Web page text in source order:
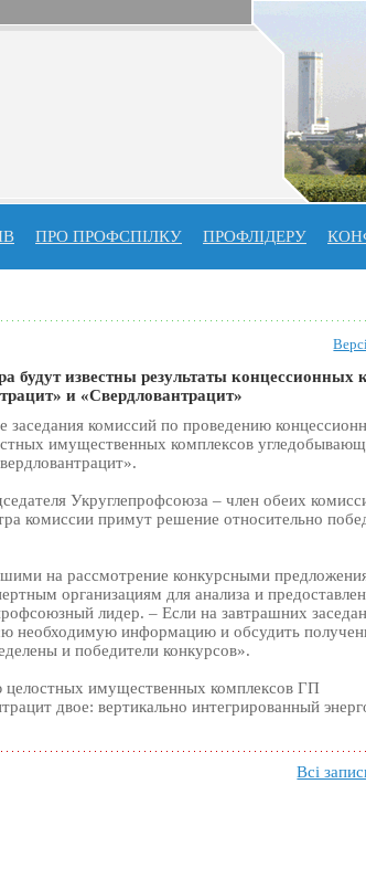
ПРО ПРОФСПIЛКУ ПРОФЛIДЕРУ
будут известны результаты концессионных
и «Свердловантрацит»
заседания комиссий по проведению
имущественных комплексов
Укруглепрофсоюза – член обеих
комиссии примут решение относительно
на рассмотрение конкурсными
организациям для анализа и
лидер. – Если на завтрашних
необходимую информацию и обсудить
и победители конкурсов».
имущественных комплексов ГП
двое: вертикально интегрированный
Всі